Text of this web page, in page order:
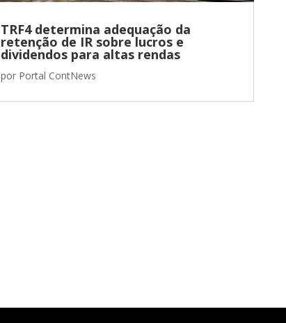
TRF4 determina adequação da
retenção de IR sobre lucros e
dividendos para altas rendas
por Portal ContNews